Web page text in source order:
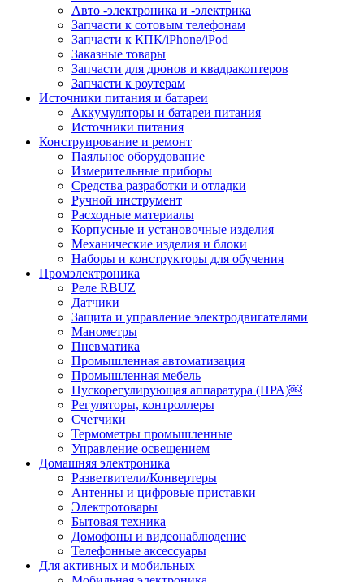
Авто -электроника и -электрика
Запчасти к сотовым телефонам
Запчасти к КПК/iPhone/iPod
Заказные товары
Запчасти для дронов и квадракоптеров
Запчасти к роутерам
Источники питания и батареи
Аккумуляторы и батареи питания
Источники питания
Конструирование и ремонт
Паяльное оборудование
Измерительные приборы
Средства разработки и отладки
Ручной инструмент
Расходные материалы
Корпусные и установочные изделия
Механические изделия и блоки
Наборы и конструкторы для обучения
Промэлектроника
Реле RBUZ
Датчики
Защита и управление электродвигателями
Манометры
Пневматика
Промышленная автоматизация
Промышленная мебель
Пускорегулирующая аппаратура (ПРА)￼
Регуляторы, контроллеры
Счетчики
Термометры промышленные
Управление освещением
Домашняя электроника
Разветвители/Конвертеры
Антенны и цифровые приставки
Электротовары
Бытовая техника
Домофоны и видеонаблюдение
Телефонные аксессуары
Для активных и мобильных